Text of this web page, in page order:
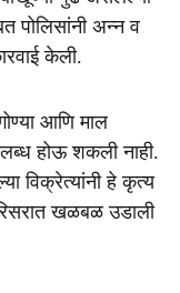
पोलिसांनी अन्न व
केली.
आणि माल
होऊ शकली नाही.
विक्रेत्यांनी हे कृत्य
खळबळ उडाली